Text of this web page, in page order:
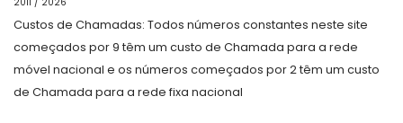
Custos de Chamadas: Todos números constantes neste site
começados por 9 têm um custo de Chamada para a rede
móvel nacional e os números começados por 2 têm um custo
de Chamada para a rede fixa nacional